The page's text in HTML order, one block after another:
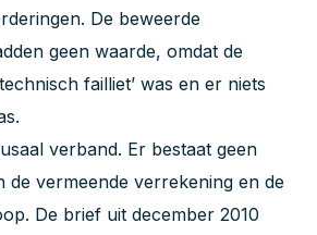
De beweerde
geen waarde, omdat de
failliet’ was en er niets
verband. Er bestaat geen
de vermeende verrekening en de
De brief uit december 2010